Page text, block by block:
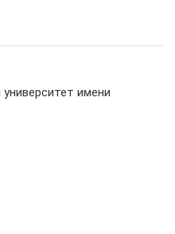
имени